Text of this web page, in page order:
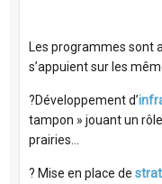
Les programmes sont
s’appuient sur les
?Développement d’
tampon » jouant un
prairies…
?️ Mise en place de